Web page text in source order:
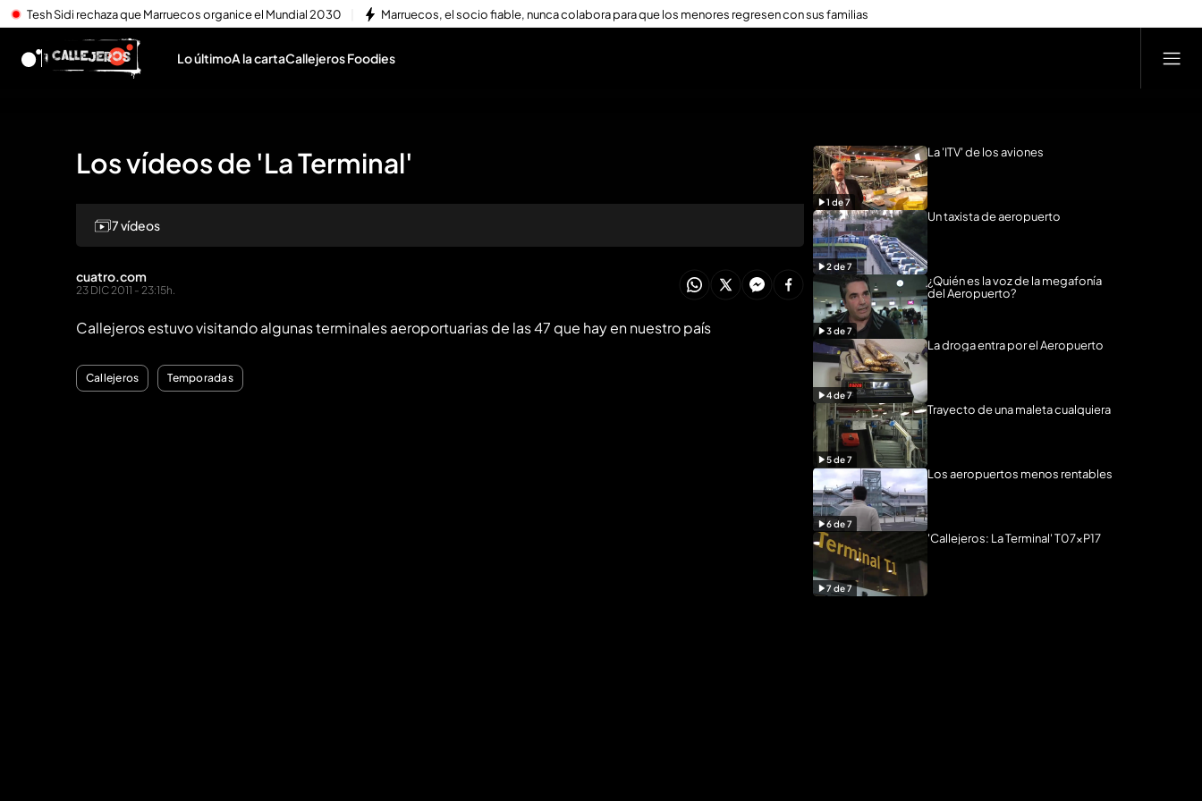
Tesh Sidi rechaza que Marruecos organice el Mundial 2030 Marruecos, el socio fiable, nunca colabora para que los menores regresen con sus familias
Lo últimoA la cartaCallejeros Foodies
Los vídeos de 'La Terminal'
Reproducir todo
7 vídeos
cuatro.com
23 DIC 2011 - 23:15h.
Callejeros estuvo visitando algunas terminales aeroportuarias de las 47 que hay en nuestro país
Callejeros Temporadas
1 de7
La 'ITV' de los aviones
2de7
Un taxista de aeropuerto
3de7
¿Quién es la voz de la megafonía
del Aeropuerto?
4de7
La droga entra por el Aeropuerto
5de7
Trayecto de una maleta cualquiera
6de7
Los aeropuertos menos rentables
7 de7
'Callejeros: La Terminal' T07xP17